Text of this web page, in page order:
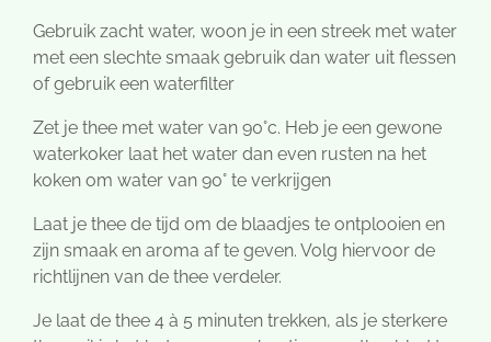
Gebruik zacht water, woon je in een streek met water
met een slechte smaak gebruik dan water uit flessen
of gebruik een waterfilter
Zet je thee met water van 90°c. Heb je een gewone
waterkoker laat het water dan even rusten na het
koken om water van 90° te verkrijgen
Laat je thee de tijd om de blaadjes te ontplooien en
zijn smaak en aroma af te geven. Volg hiervoor de
richtlijnen van de thee verdeler.
Je laat de thee 4 à 5 minuten trekken, als je sterkere